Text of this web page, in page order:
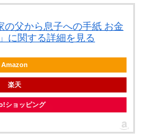
の父から息子への手紙 お金
に関する詳細を見る
Amazon
楽天
ショッピング